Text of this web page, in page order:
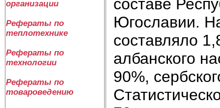
организации
Рефераты по
теплотехнике
Рефераты по
технологии
Рефераты по
товароведению
составе
Югославии.
составляло
албанского
90%,